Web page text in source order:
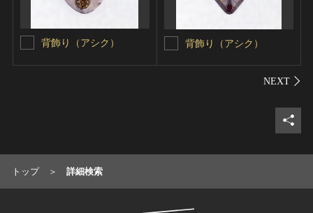
背飾り（アシク） 背飾り（アシク）
シェ
トップ 詳細検索